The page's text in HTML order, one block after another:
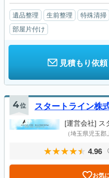
遺品整理 生前整理 特殊清掃
部屋片付け
見積もり依
4位 スタートライン株
[運営会社] ス
（埼玉県児玉
4.96
お気